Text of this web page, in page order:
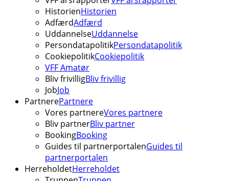
HistorienHistorien
AdfærdAdfærd
UddannelseUddannelse
PersondatapolitikPersondatapolitik
CookiepolitikCookiepolitik
VFF Amatør
Bliv frivilligBliv frivillig
JobJob
PartnerePartnere
Vores partnereVores partnere
Bliv partnerBliv partner
BookingBooking
Guides til partnerportalenGuides til
partnerportalen
HerreholdetHerreholdet